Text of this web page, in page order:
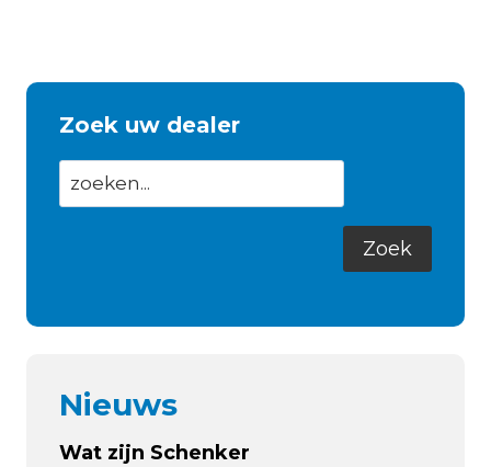
Zoek uw dealer
Nieuws
Wat zijn Schenker